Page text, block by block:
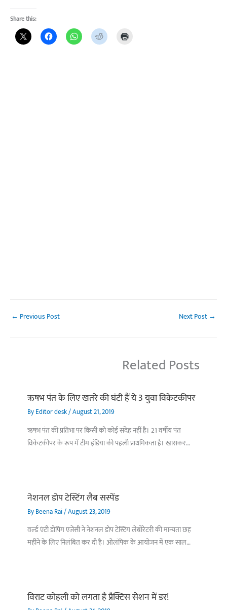
Share this:
← Previous Post Next Post →
Related Posts
ऋषभ पंत के लिए खतरे की घंटी हैं ये 3 युवा विकेटकीपर
ByEditor desk/August 21, 2019
ऋषभ पंत की प्रतिभा पर किसी को कोई संदेह नहीं है। 21 वर्षीय पंत
विकेटकीपर के रूप में टीम इंडिया की पहली प्राथमिकता है। खासकर…
नेशनल डोप टेस्टिंग लैब सस्पेंड
ByBeena Rai/August 23, 2019
वर्ल्ड एंटी डोपिंग एजेंसी ने नेशनल डोप टेस्टिंग लेबोरेटरी की मान्यता छह
महीने के लिए निलंबित कर दी है। ओलंपिक के आयोजन में एक साल…
विराट कोहली को लगता है प्रैक्टिस सेशन में डर!